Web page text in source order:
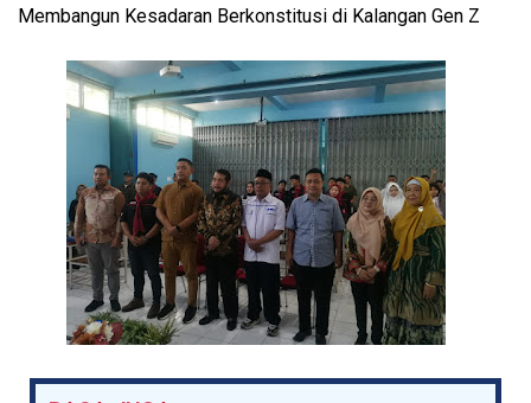
Membangun Kesadaran Berkonstitusi di Kalangan Gen Z